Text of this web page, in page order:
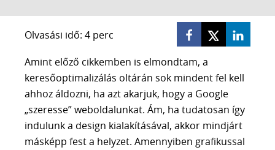
LINKÉPÍTÉS
GOOGLE ADS
SZÖVEGÍRÁS
WEBOLDAL KÉSZÍTÉS
WHITE LABEL SEO
AI VIDEÓ KÉSZÍTÉS
AI KERESÉSI LÁTHATÓSÁG ELEMZÉS
SEO ÜGYNÖKSÉG
Olvasási idő: 4 perc
Amint előző cikkemben is elmondtam, a
keresőoptimalizálás oltárán sok mindent fel kell
ahhoz áldozni, ha azt akarjuk, hogy a Google
„szeresse” weboldalunkat. Ám, ha tudatosan így
indulunk a design kialakításával, akkor mindjárt
másképp fest a helyzet. Amennyiben grafikussal